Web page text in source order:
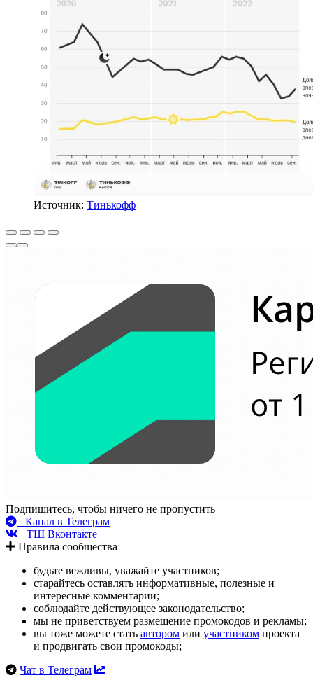
Источник: Тинькофф
Подпишитесь, чтобы ничего не пропустить
Канал в Телеграм
ТШ Вконтакте
Правила сообщества
будьте вежливы, уважайте участников;
старайтесь оставлять информативные, полезные и
интересные комментарии;
соблюдайте действующее законодательство;
мы не приветствуем размещение промокодов и рекламы;
вы тоже можете стать автором или участником проекта
и продвигать свои промокоды;
Чат в Телеграм